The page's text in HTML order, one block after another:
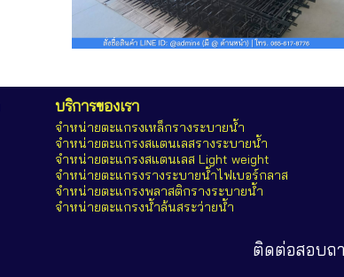
บริการของเรา
จำหน่ายตะแกรงเหล็กรางระบายน้ำ
จำหน่ายตะแกรงสแตนเลสรางระบายน้ำ
จำหน่ายตะแกรงสแตนเลส Light weight
จำหน่ายตะแกรงรางระบายน้ำไฟเบอร์กลาส
จำหน่ายตะแกรงพลาสติกรางระบายน้ำ
จำหน่ายตะแกรงน้ำล้นสระว่ายน้ำ
ติดต่อสอบถ